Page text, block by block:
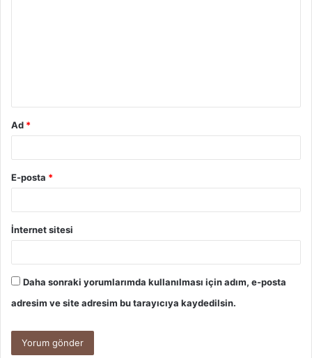
Ad *
E-posta *
İnternet sitesi
Daha sonraki yorumlarımda kullanılması için adım, e-posta
adresim ve site adresim bu tarayıcıya kaydedilsin.